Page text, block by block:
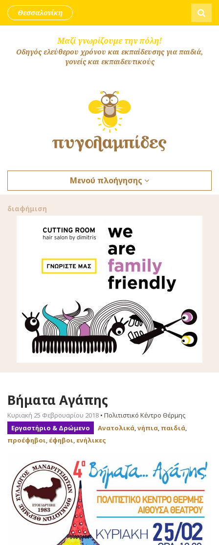
Skip to content
Θεσσαλονίκη
Μαζί γνωρίζουμε την πόλη!
Οδηγός ελεύθερου χρόνου και εκπαίδευσης για παιδιά,
γονείς και εκπαιδευτικούς
Μενού πλοήγησης
διαφήμιση
Βήματα Αγάπης
Κυριακή 25 Φεβρουαρίου 2018 • Πολιτιστικό Κέντρο Θέρμης
Εργαστήριο & Δρώμενο
Ανατολικά,νήπια, παιδιά,
προέφηβοι, έφηβοι, ενήλικες